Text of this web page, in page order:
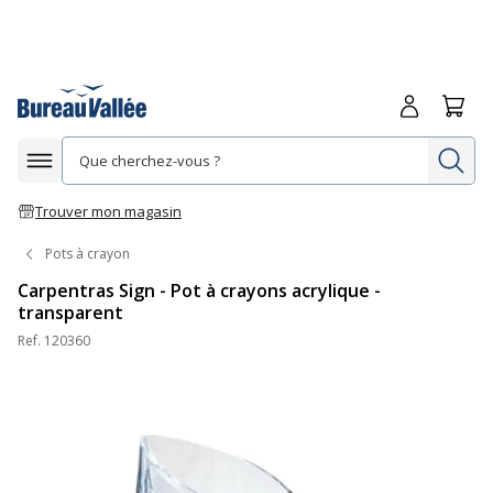
Afficher la navigation
Trouver mon magasin
Me
Pots à crayon
Carpentras Sign - Pot à crayons acrylique -
transparent
Ref. 120360